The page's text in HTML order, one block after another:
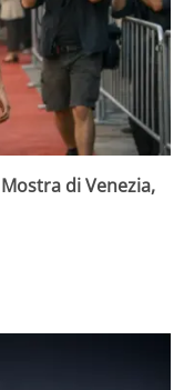
di Venezia,